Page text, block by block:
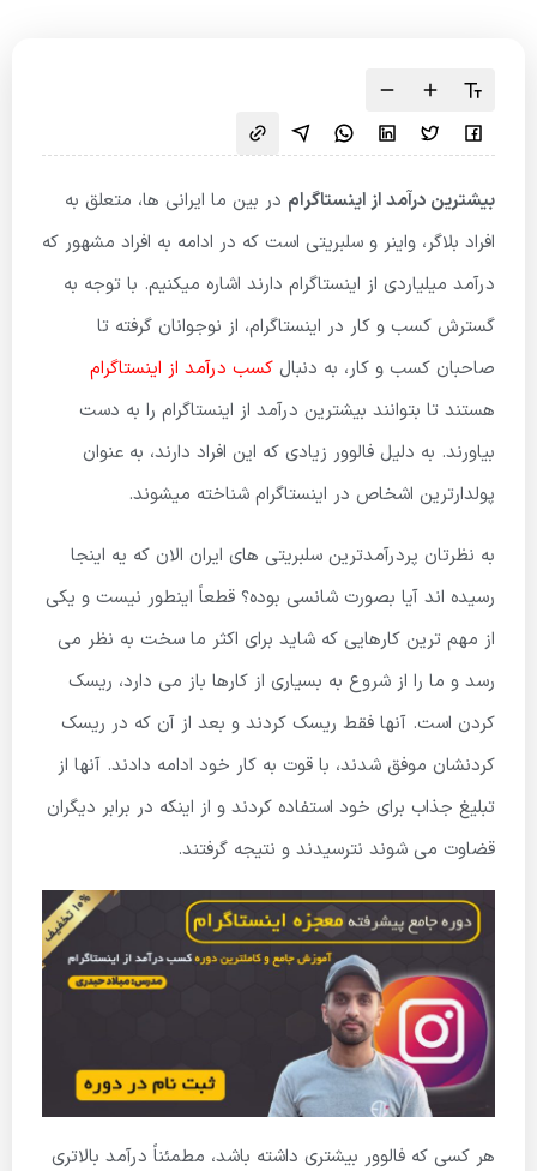
بیشترین درآمد از اینستاگرام در بین ما ایرانی ها، متعلق به
افراد بلاگر، واینر و سلبریتی است که در ادامه به افراد مشهور که
درآمد میلیاردی از اینستاگرام دارند اشاره میکنیم. با توجه به
گسترش کسب و کار در اینستاگرام، از نوجوانان گرفته تا
صاحبان کسب و کار، به دنبال کسب درآمد از اینستاگرام
هستند تا بتوانند بیشترین درآمد از اینستاگرام را به دست
بیاورند. به دلیل فالوور زیادی که این افراد دارند، به عنوان
پولدارترین اشخاص در اینستاگرام شناخته میشوند.
به نظرتان پردرآمدترین سلبریتی های ایران الان که یه اینجا
رسیده اند آیا بصورت شانسی بوده؟ قطعاً اینطور نیست و یکی
از مهم ترین کارهایی که شاید برای اکثر ما سخت به نظر می
رسد و ما را از شروع به بسیاری از کارها باز می دارد، ریسک
کردن است. آنها فقط ریسک کردند و بعد از آن که در ریسک
کردنشان موفق شدند، با قوت به کار خود ادامه دادند. آنها از
تبلیغ جذاب برای خود استفاده کردند و از اینکه در برابر دیگران
قضاوت می شوند نترسیدند و نتیجه گرفتند.
هر کسی که فالوور بیشتری داشته باشد، مطمئناً درآمد بالاتری